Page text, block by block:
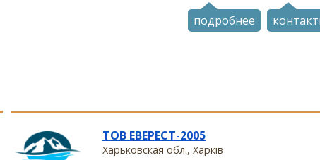
подробнее
ТОВ ЕВЕРЕСТ-2005
Харьковская обл., Харків